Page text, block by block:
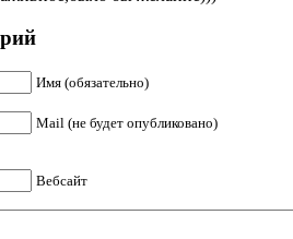
Имя (обязательно)
Mail (не будет опубликовано)
Вебсайт